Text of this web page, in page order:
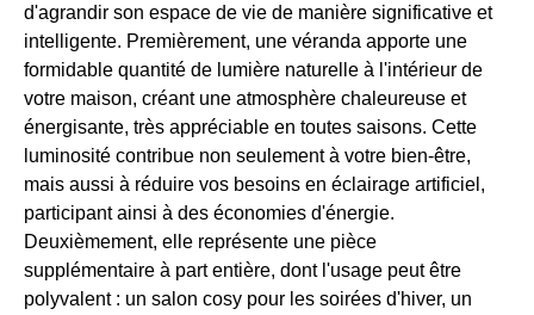
d'agrandir son espace de vie de manière significative et
intelligente. Premièrement, une véranda apporte une
formidable quantité de lumière naturelle à l'intérieur de
votre maison, créant une atmosphère chaleureuse et
énergisante, très appréciable en toutes saisons. Cette
luminosité contribue non seulement à votre bien-être,
mais aussi à réduire vos besoins en éclairage artificiel,
participant ainsi à des économies d'énergie.
Deuxièmement, elle représente une pièce
supplémentaire à part entière, dont l'usage peut être
polyvalent : un salon cosy pour les soirées d'hiver, un